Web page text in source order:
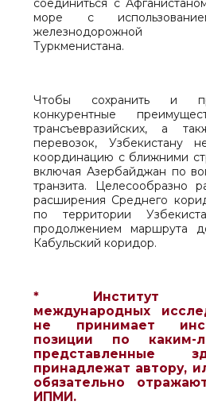
соединиться с
море с
железнодорожной
Туркменистана.
Чтобы сохранить и
конкурентные
трансъевразийских, а
перевозок, Узбекистану
координацию с ближними
включая Азербайджан по
транзита. Целесообразно
расширения Среднего
по территории
продолжением маршрута
Кабульский коридор.
* Институт
международных
не принимает
позиции по каким-
представленные
принадлежат автору,
обязательно
ИПМИ.